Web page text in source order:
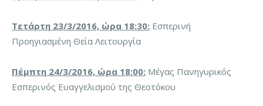
Τετάρτη 23/3/2016, ώρα 18:30: Εσπερινή
Προηγιασμένη Θεία Λειτουργία
Πέμπτη 24/3/2016, ώρα 18:00: Μέγας Πανηγυρικός
Εσπερινός Ευαγγελισμού της Θεοτόκου